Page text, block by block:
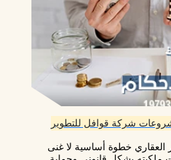
شركة قوافل للتطوير
خطوة أساسية لا غنى